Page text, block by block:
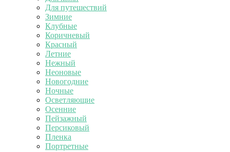
Для путешествий
Зимние
Клубные
Коричневый
Красный
Летние
Нежный
Неоновые
Новогодние
Ночные
Осветляющие
Осенние
Пейзажный
Персиковый
Пленка
Портретные